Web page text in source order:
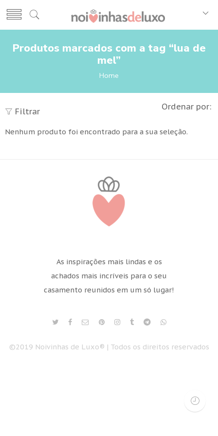
Produtos marcados com a tag “lua de
mel”
Home
Filtrar Ordenar por:
Nenhum produto foi encontrado para a sua seleção.
As inspirações mais lindas e os
achados mais incríveis para o seu
casamento reunidos em um só lugar!
©2019 Noivinhas de Luxo® | Todos os direitos reservados